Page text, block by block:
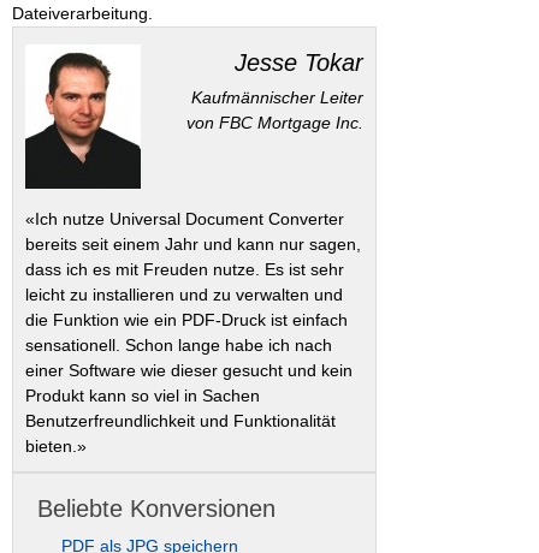
Dateiverarbeitung.
Jesse Tokar
Kaufmännischer Leiter
von FBC Mortgage Inc.
«Ich nutze Universal Document Converter
bereits seit einem Jahr und kann nur sagen,
dass ich es mit Freuden nutze. Es ist sehr
leicht zu installieren und zu verwalten und
die Funktion wie ein PDF-Druck ist einfach
sensationell. Schon lange habe ich nach
einer Software wie dieser gesucht und kein
Produkt kann so viel in Sachen
Benutzerfreundlichkeit und Funktionalität
bieten.»
Beliebte Konversionen
PDF als JPG speichern